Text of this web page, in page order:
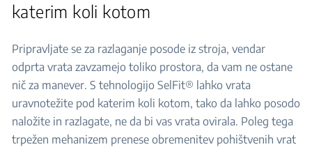
katerim koli kotom
Pripravljate se za razlaganje posode iz stroja, vendar
odprta vrata zavzamejo toliko prostora, da vam ne ostane
nič za manever. S tehnologijo SelFit® lahko vrata
uravnotežite pod katerim koli kotom, tako da lahko posodo
naložite in razlagate, ne da bi vas vrata ovirala. Poleg tega
trpežen mehanizem prenese obremenitev pohištvenih vrat